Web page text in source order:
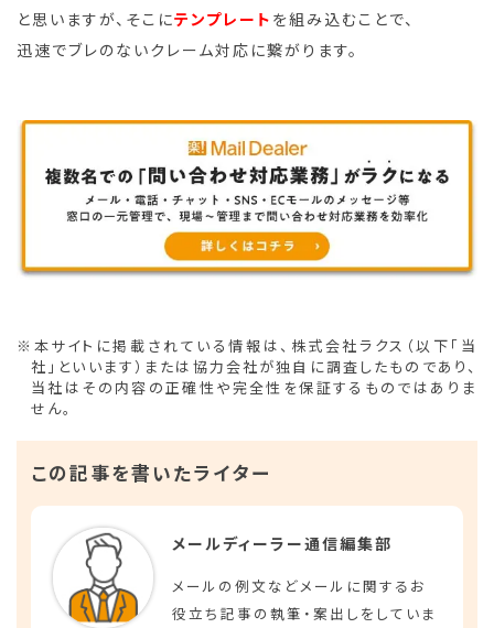
と思いますが、そこにテンプレート を組み込むことで、
迅速でブレのないクレーム対応に繋がります。
※本サイトに掲載されている情報は、株式会社ラクス（以下「当
社」といいます）または協力会社が独自に調査したものであり、
当社はその内容の正確性や完全性を保証するものではありま
せん。
この記事を書いたライター
メールディーラー通信編集部
メールの例文などメールに関するお
役立ち記事の執筆・案出しをしていま